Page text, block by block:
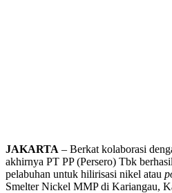
JAKARTA – Berkat kolaborasi
akhirnya PT PP (Persero) Tbk
pelabuhan untuk hilirisasi nikel atau
Smelter Nickel MMP di Kariangau,